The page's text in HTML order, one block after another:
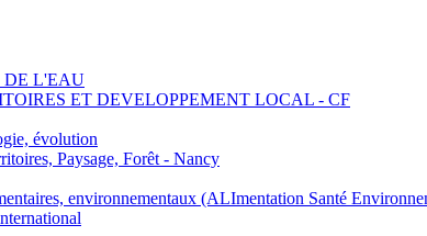
DE L'EAU
ET DEVELOPPEMENT LOCAL - CF
évolution
Paysage, Forêt - Nancy
environnementaux (ALImentation Santé